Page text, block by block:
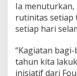
Ia
rutinitas setiap
setiap hari
“Kagiatan
tahun kita
inisiatif dari